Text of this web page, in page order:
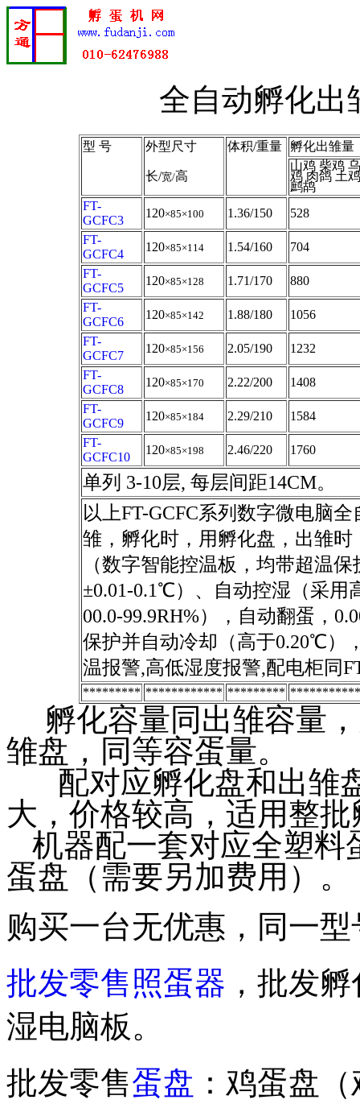
全自动孵化出
型 号 外型尺寸
长/宽/高
体积/重量
孵化出雏量
山鸡 柴鸡 乌
鸡 肉鸽 土鸡
鹧鸪
FT-
GCFC3
120×85×100 1.36/150
528
FT-
GCFC4
120×85×114 1.54/160
704
FT-
GCFC5
120×85×128 1.71/170
880
FT-
GCFC6
120×85×142 1.88/180
1056
FT-
GCFC7
120×85×156 2.05/190
1232
FT-
GCFC8
120×85×170 2.22/200
1408
FT-
GCFC9
120×85×184 2.29/210
1584
FT-
GCFC10
120×85×198 2.46/220 1760
单列 3-10层, 每层间距14CM。
以上FT-GCFC系列数字微电脑
雏，孵化时，用孵化盘，出雏
（数字智能控温板，均带超温
±0.01-0.1℃）、自动控湿（采用
00.0-99.9RH%），自动翻蛋，
保护并自动冷却（高于0.20℃）
温报警,高低湿度报警,配电柜同
********* ************ *********
孵化容量同出雏容量
雏盘，同等容蛋量。
配对应孵化盘和出雏
大，价格较高，适用整
机器配一套对应全塑料
蛋盘（需要另加费用）。
购买一台无优惠，同一
批发零售照蛋器 ，批发
湿电脑板。
批发零售蛋盘 ：鸡蛋盘